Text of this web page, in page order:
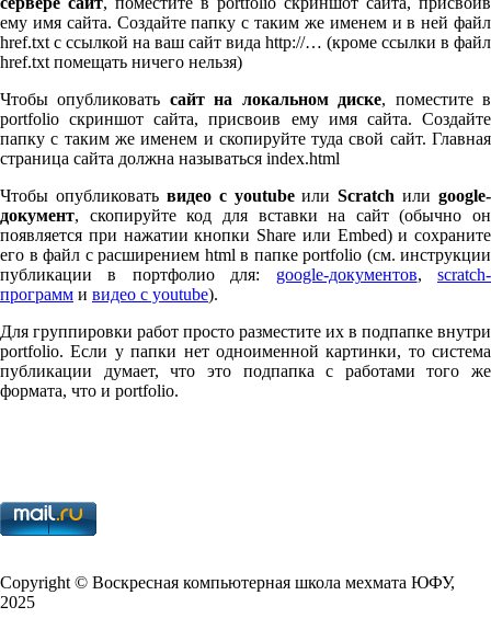
ему имя сайта. Создайте папку с таким же именем и в ней файл
href.txt с ссылкой на ваш сайт вида http://… (кроме ссылки в файл
href.txt помещать ничего нельзя)
Чтобы опубликовать сайт на локальном диске, поместите в
port­fo­lio скриншот сайта, присвоив ему имя сайта. Создайте
папку с таким же именем и скопируйте туда свой сайт. Главная
страница сайта должна называться index.html
Чтобы опубликовать видео с youtubeилиScratch или google-
документ, скопируйте код для вставки на сайт (обычно он
появляется при нажатии кнопки Share или Embed) и сохраните
его в файл с расширением html в папке port­fo­lio (см. инструкции
публикации в портфолио для: google-документов,scratch-
программ и видео с youtube).
Для группировки работ просто разместите их в подпапке внутри
port­fo­lio. Если у папки нет одноименной картинки, то система
публикации думает, что это подпапка с работами того же
формата, что и port­fo­lio.
Copy­right © Воскресная компьютерная школа мехмата ЮФУ,
2025